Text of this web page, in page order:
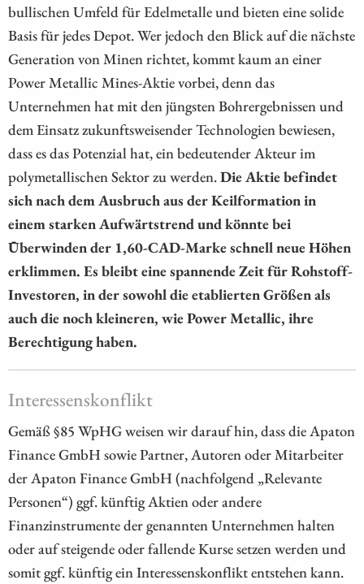
bullischen Umfeld für Edelmetalle und bieten eine solide
Basis für jedes Depot. Wer jedoch den Blick auf die nächste
Generation von Minen richtet, kommt kaum an einer
Power Metallic Mines-Aktie vorbei, denn das
Unternehmen hat mit den jüngsten Bohrergebnissen und
dem Einsatz zukunftsweisender Technologien bewiesen,
dass es das Potenzial hat, ein bedeutender Akteur im
polymetallischen Sektor zu werden.Die Aktie befindet
sich nach dem Ausbruch aus der Keilformation in
einem starken Aufwärtstrend und könnte bei
Überwinden der 1,60-CAD-Marke schnell neue Höhen
erklimmen. Es bleibt eine spannende Zeit für Rohstoff-
Investoren, in der sowohl die etablierten Größen als
auch die noch kleineren, wie Power Metallic, ihre
Berechtigung haben.
Interessenskonflikt
Gemäß §85 WpHG weisen wir darauf hin, dass die Apaton
Finance GmbH sowie Partner, Autoren oder Mitarbeiter
der Apaton Finance GmbH (nachfolgend „Relevante
Personen“) ggf. künftig Aktien oder andere
Finanzinstrumente der genannten Unternehmen halten
oder auf steigende oder fallende Kurse setzen werden und
somit ggf. künftig ein Interessenskonflikt entstehen kann.